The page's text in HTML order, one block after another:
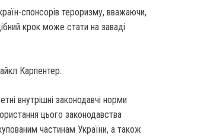
спонсорів тероризму, вважаючи,
крок може стати на заваді
Карпентер.
внутрішні законодавчі норми
цього законодавства
частинам України, а також